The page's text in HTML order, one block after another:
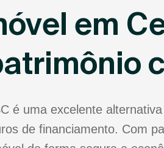
em
é uma excelente
de financiamento. Com